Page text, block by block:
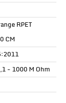
RPET
CM
- 1000 M Ohm